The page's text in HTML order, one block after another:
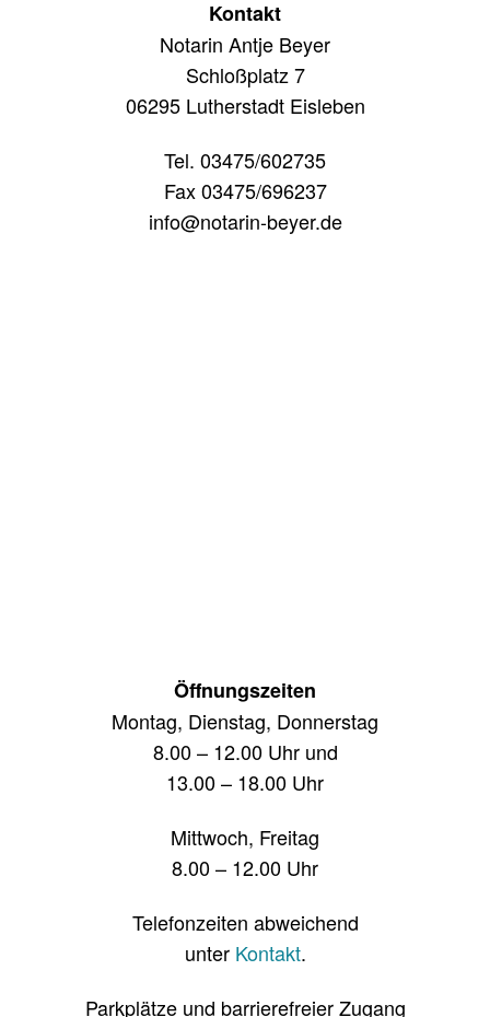
Kontakt
Notarin Antje Beyer
Schloßplatz 7
06295 Lutherstadt Eisleben
Tel. 03475/602735
Fax 03475/696237
info@notarin-beyer.de
Öffnungszeiten
Montag, Dienstag, Donnerstag
8.00 – 12.00 Uhr und
13.00 – 18.00 Uhr
Mittwoch, Freitag
8.00 – 12.00 Uhr
Telefonzeiten abweichend
unter Kontakt.
Parkplätze und barrierefreier Zugang